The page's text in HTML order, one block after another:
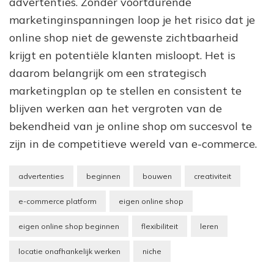
marketinginspanningen loop je het risico dat je
online shop niet de gewenste zichtbaarheid
krijgt en potentiële klanten misloopt. Het is
daarom belangrijk om een strategisch
marketingplan op te stellen en consistent te
blijven werken aan het vergroten van de
bekendheid van je online shop om succesvol te
zijn in de competitieve wereld van e-commerce.
advertenties beginnen bouwen creativiteit
e-commerce platform eigen online shop
eigen online shop beginnen flexibiliteit leren
locatie onafhankelijk werken niche